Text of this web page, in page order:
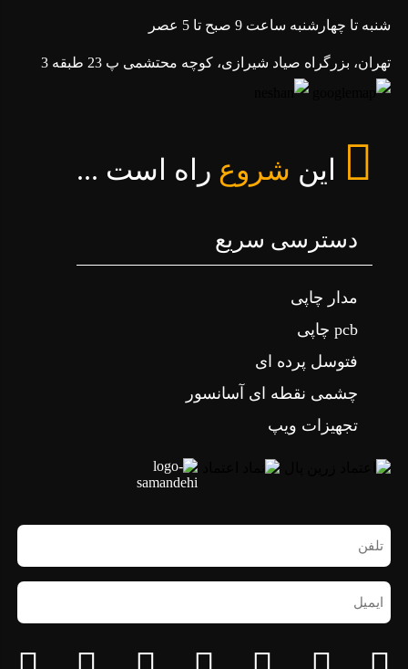
شنبه تا چهارشنبه ساعت 9 صبح تا 5 عصر
تهران، بزرگراه صیاد شیرازی، کوچه محتشمی پ 23 طبقه 3
این شروع راه است ...
دسترسی سریع
مدار چاپی
pcb چاپی
فتوسل پرده ای
چشمی نقطه ای آسانسور
تجهیزات ویپ
تلفن
همراه
(ضروری)
ایمیل